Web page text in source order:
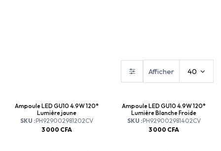
Afficher 40
Ampoule LED GU10 4.9W 120°
Lumière jaune
SKU :PH929002981202CV
3 000 CFA
Ampoule LED GU10 4.9W 120°
Lumière Blanche Froide
SKU :PH929002981402CV
3 000 CFA